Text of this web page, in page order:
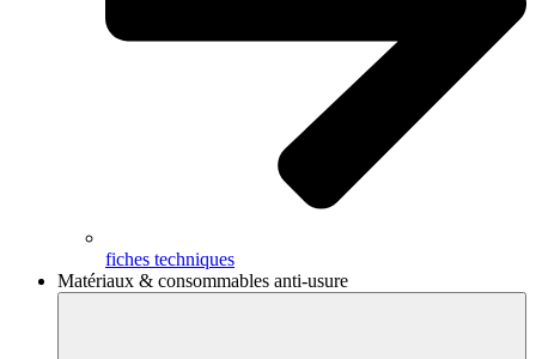
fiches techniques
Matériaux & consommables anti-usure